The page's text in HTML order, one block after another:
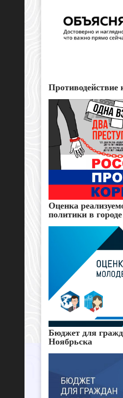
Противодействие
Оценка
политики в
Бюджет для
Ноябрьска